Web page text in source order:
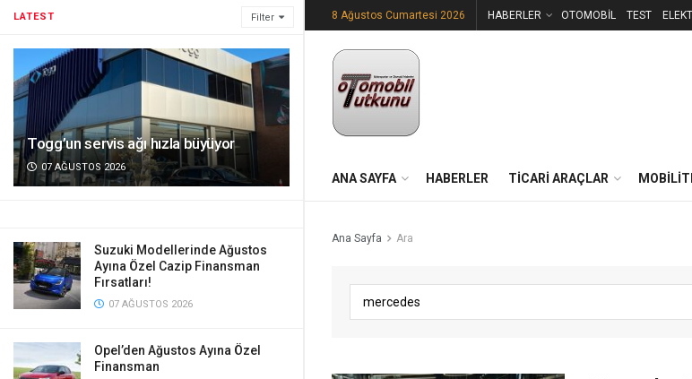
LATEST Filter
Togg’un servis ağı hızla büyüyor
07 AĞUSTOS 2026
Suzuki Modellerinde Ağustos
Ayına Özel Cazip Finansman
Fırsatları!
07 AĞUSTOS 2026
Opel’den Ağustos Ayına Özel
Finansman
8 Ağustos Cumartesi 2026 HABERLER OTOMOBİL TEST
ANA SAYFA HABERLER TİCARİ ARAÇLAR
Ana Sayfa Ara